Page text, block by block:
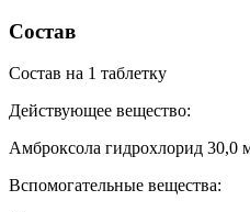
Состав
Состав на 1 таблетку
Действующее вещество:
Амброксола гидрохлорид 30,0
Вспомогательные вещества: